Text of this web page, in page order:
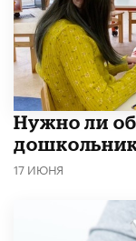
Нужно ли
17 ИЮНЯ